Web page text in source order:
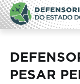
Pular
para
o
conteúdo
Defensoria
Amazonas
PESAR